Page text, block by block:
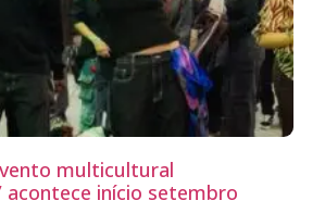
multicultural
acontece início setembro